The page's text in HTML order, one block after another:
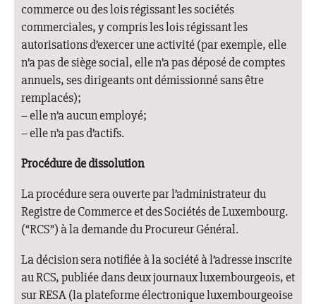
commerce ou des lois régissant les sociétés
commerciales, y compris les lois régissant les
autorisations d’exercer une activité (par exemple, elle
n’a pas de siège social, elle n’a pas déposé de comptes
annuels, ses dirigeants ont démissionné sans être
remplacés);
– elle n’a aucun employé;
– elle n’a pas d’actifs.
Procédure de dissolution
La procédure sera ouverte par l’administrateur du
Registre de Commerce et des Sociétés de Luxembourg.
(“RCS”) à la demande du Procureur Général.
La décision sera notifiée à la société à l’adresse inscrite
au RCS, publiée dans deux journaux luxembourgeois, et
sur RESA (la plateforme électronique luxembourgeoise